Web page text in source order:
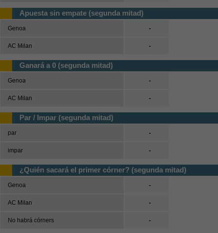
Apuesta sin empate (segunda mitad)
Genoa
AC Milan
-
-
Ganará a 0 (segunda mitad)
Genoa
AC Milan
-
-
Par / Impar (segunda mitad)
par
impar
-
-
¿Quién sacará el primer córner? (segunda mitad)
Genoa
AC Milan
No habrá córners
-
-
-